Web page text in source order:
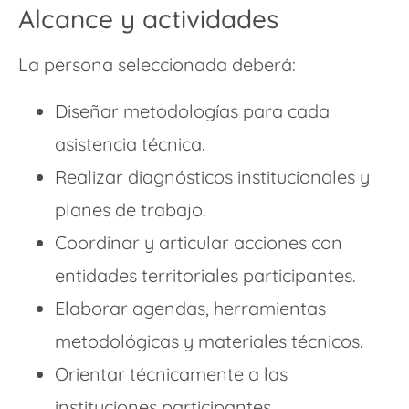
Alcance y actividades
La persona seleccionada deberá:
Diseñar metodologías para cada
asistencia técnica.
Realizar diagnósticos institucionales y
planes de trabajo.
Coordinar y articular acciones con
entidades territoriales participantes.
Elaborar agendas, herramientas
metodológicas y materiales técnicos.
Orientar técnicamente a las